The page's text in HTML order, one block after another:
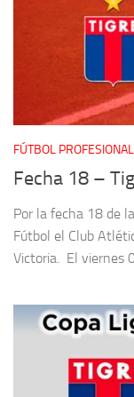
FÚTBOL PROFESIONAL
Fecha 18 –
Por la fecha 18 de
Fútbol el Club
Victoria. El viernes